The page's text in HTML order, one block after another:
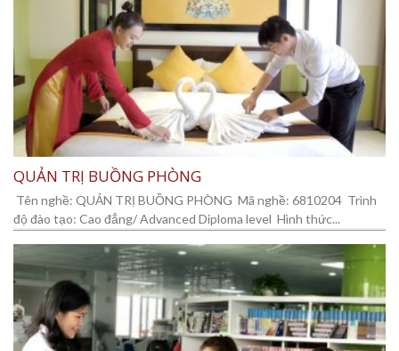
QUẢN TRỊ BUỒNG PHÒNG
Tên nghề: QUẢN TRỊ BUỒNG PHÒNG Mã nghề: 6810204 Trình
độ đào tạo: Cao đẳng/ Advanced Diploma level Hình thức...